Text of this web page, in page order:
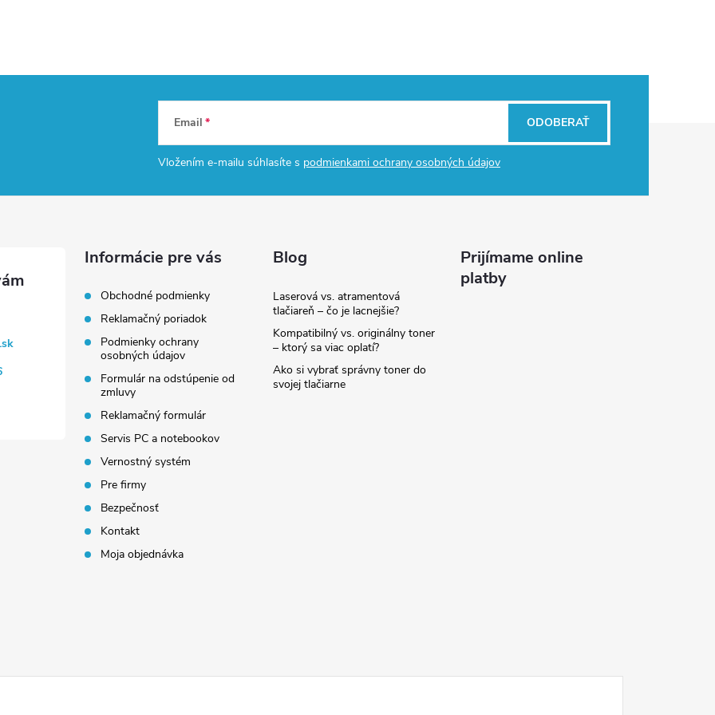
Email
Vložením e-mailu súhlasíte s podmienkami ochrany osobných údajov
ODOBERAŤ
Informácie pre vás
Obchodné podmienky
Reklamačný poriadok
Podmienky ochrany
osobných údajov
Formulár na odstúpenie od
zmluvy
Reklamačný formulár
Servis PC a notebookov
Vernostný systém
Pre firmy
Bezpečnosť
Kontakt
Moja objednávka
Blog
Laserová vs. atramentová
tlačiareň – čo je lacnejšie?
Kompatibilný vs. originálny toner
– ktorý sa viac oplatí?
Ako si vybrať správny toner do
svojej tlačiarne
Prijímame online
platby